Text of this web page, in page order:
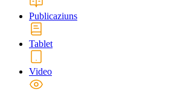
Publicaziuns
Tablet
Video